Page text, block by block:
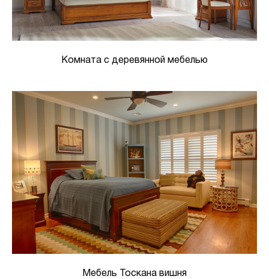
Комната с деревянной мебелью
Мебель Тоскана вишня